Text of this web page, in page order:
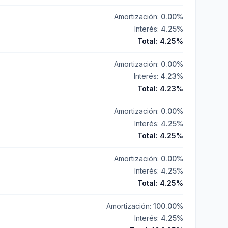
Amortización: 0.00%
Interés: 4.25%
Total: 4.25%
Amortización: 0.00%
Interés: 4.23%
Total: 4.23%
Amortización: 0.00%
Interés: 4.25%
Total: 4.25%
Amortización: 0.00%
Interés: 4.25%
Total: 4.25%
Amortización: 100.00%
Interés: 4.25%